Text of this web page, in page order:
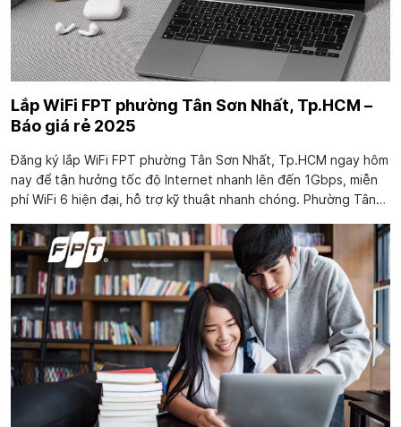
Lắp WiFi FPT phường Tân Sơn Nhất, Tp.HCM –
Báo giá rẻ 2025
Đăng ký lắp WiFi FPT phường Tân Sơn Nhất, Tp.HCM ngay hôm
nay để tận hưởng tốc độ Internet nhanh lên đến 1Gbps, miễn
phí WiFi 6 hiện đại, hỗ trợ kỹ thuật nhanh chóng. Phường Tân
bay Tân Sơn Nhất và...